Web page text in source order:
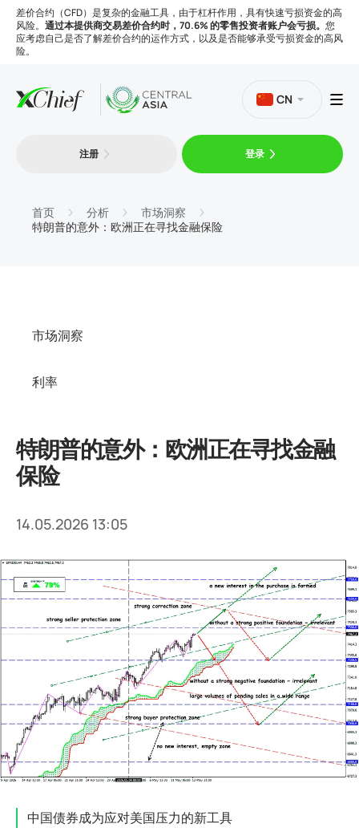
差价合约（CFD）是复杂的金融工具，由于杠杆作用，具有快速亏损资金的高
风险。 通过本提供商交易差价合约时，70.6% 的零售投资者账户会亏损。 您
应考虑自己是否了解差价合约的运作方式，以及是否能够承受亏损资金的高风
险。
平台
CN
注册 登录
首页 分析
市场洞察
特朗普的意外：欧洲正在寻找金融保险
市场洞察
利率
特朗普的意外：欧洲正在寻找金融
保险
14.05.2026 13:05
中国债券成为应对美国压力的新工具